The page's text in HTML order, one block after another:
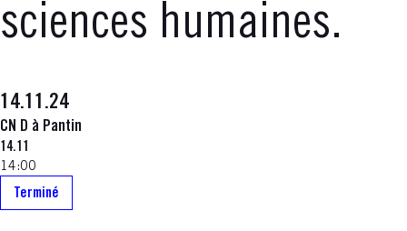
sciences humaines.
14.11.24
CN D à Pantin
14.11
14:00
Terminé